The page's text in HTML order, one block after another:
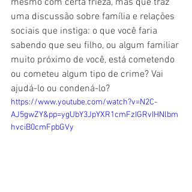
uma discussão sobre família e relações
sociais que instiga: o que você faria
sabendo que seu filho, ou algum familiar
muito próximo de você, está cometendo
ou cometeu algum tipo de crime? Vai
ajudá-lo ou condená-lo?
https://www.youtube.com/watch?v=N2C-
AJ5gwZY&pp=ygUbY3JpYXR1cmFzIGRvIHNlbm
hvciB0cmFpbGVy